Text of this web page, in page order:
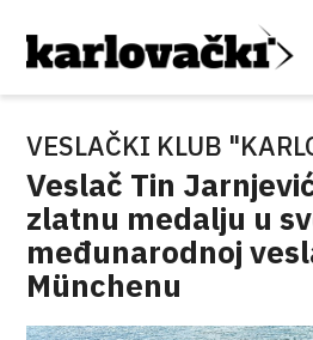
VESLAČKI KLUB
Veslač Tin
zlatnu medalju u
međunarodnoj
Münchenu